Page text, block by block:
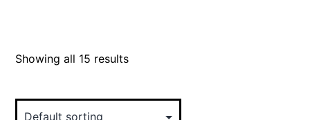
Showing all 15 results